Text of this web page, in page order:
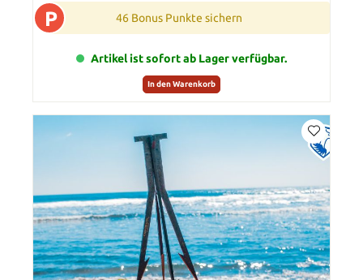
P 46 Bonus Punkte sichern
Artikel ist sofort ab Lager verfügbar.
In den Warenkorb